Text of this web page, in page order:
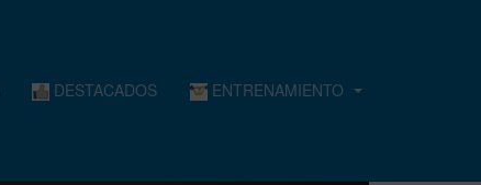
DESTACADOS ENTRENAMIENTO